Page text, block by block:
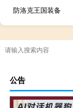
防洛克王国装备
公告